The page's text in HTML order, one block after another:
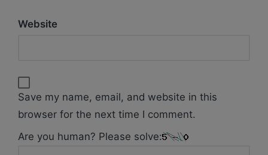
Website
Save my name, email, and website in this
browser for the next time I comment.
Are you human? Please solve: